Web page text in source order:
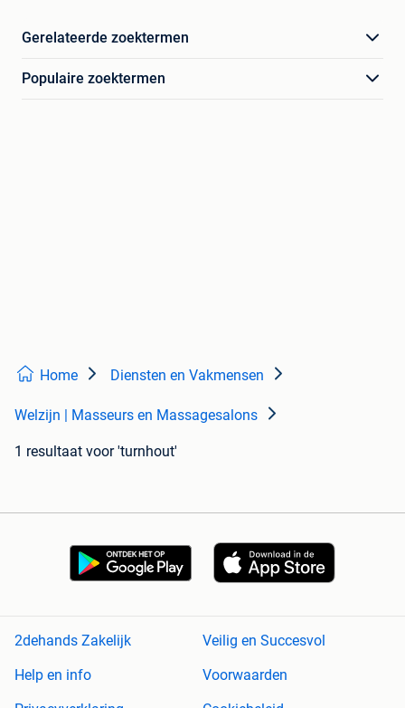
Gerelateerde zoektermen
Populaire zoektermen
Home Diensten en Vakmensen
Welzijn | Masseurs en Massagesalons
1 resultaat voor 'turnhout'
2dehands Zakelijk
Veilig en Succesvol
Help en info
Voorwaarden